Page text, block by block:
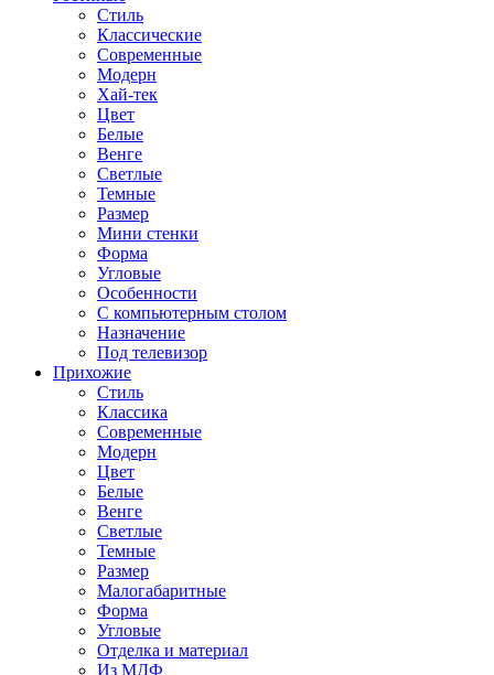
Стиль
Классические
Современные
Модерн
Хай-тек
Цвет
Белые
Венге
Светлые
Темные
Размер
Мини стенки
Форма
Угловые
Особенности
С компьютерным столом
Назначение
Под телевизор
Прихожие
Стиль
Классика
Современные
Модерн
Цвет
Белые
Венге
Светлые
Темные
Размер
Малогабаритные
Форма
Угловые
Отделка и материал
Из МДФ